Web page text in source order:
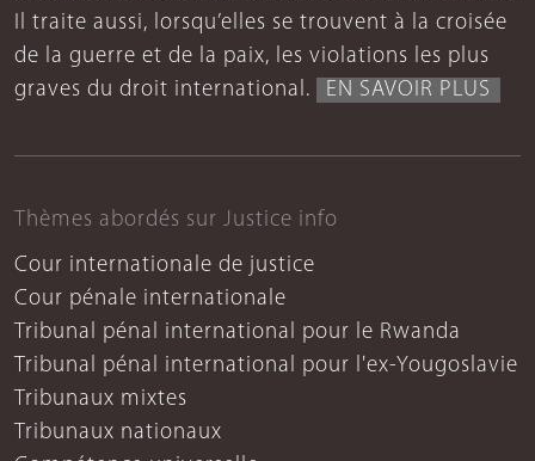
Il traite aussi, lorsqu’elles se trouvent à la croisée
de la guerre et de la paix, les violations les plus
graves du droit international.
EN SAVOIR PLUS
Thèmes abordés sur Justice info
Cour internationale de justice
Cour pénale internationale
Tribunal pénal international pour le Rwanda
Tribunal pénal international pour l'ex-Yougoslavie
Tribunaux mixtes
Tribunaux nationaux